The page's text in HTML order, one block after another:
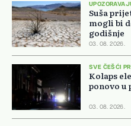
Suša
mogli bi
godišnje
03. 08. 2026.
SVE ČEŠĆI
Kolaps
ponovo u
03. 08. 2026.